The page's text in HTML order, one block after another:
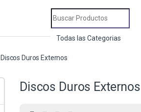
Search for:
Discos Duros Externos
Discos Duros Externos